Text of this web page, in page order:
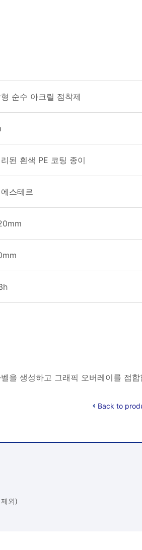
순수 아크릴 점착제
된 흰색 PE 코팅 종이
스테르
을 생성하고 그래픽 오버레이를 접합
Back to
외)